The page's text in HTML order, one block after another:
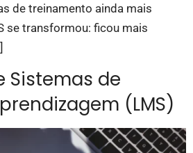
de treinamento ainda mais
se transformou: ficou mais
Sistemas de
(LMS)